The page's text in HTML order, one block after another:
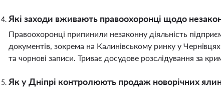
Які заходи вживають правоохоронці щодо
Правоохоронці припинили незаконну діяльність
документів, зокрема на Калинівському ринку у
та чорнові записи. Триває досудове розслідування за
Як у Дніпрі контролюють продаж новорічних